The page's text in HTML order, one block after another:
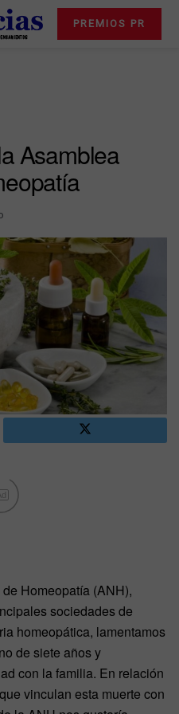
PREMIOS PR
Asamblea
Homeopatía (ANH),
sociedades de
homeopática, lamentamos
de siete años y
con la familia. En relación
vinculan esta muerte con